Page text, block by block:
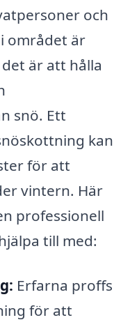
och
området är
är att hålla
snö. Ett
kan
för att
vintern. Här
professionell
till med:
Erfarna proffs
för att